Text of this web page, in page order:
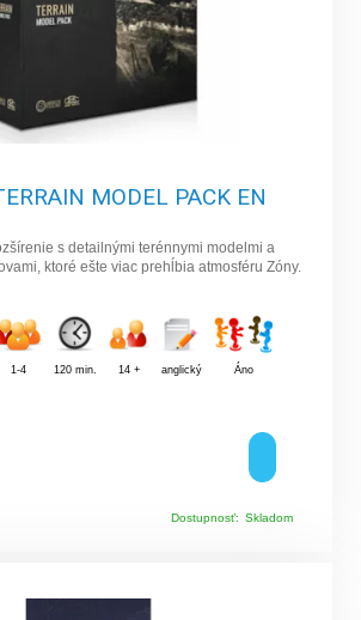
MODEL PACK EN
s detailnými terénnymi modelmi a
ktoré ešte viac prehĺbia atmosféru Zóny.
1-4 120 min. 14 + anglický Áno
Dostupnosť: Skladom